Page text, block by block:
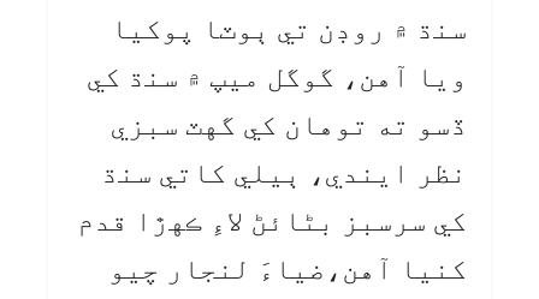
سنڌ ۾ روڊن تي ٻوٽا پوکيا
ويا آهن، گوگل ميپ ۾ سنڌ کي
ڏسو ته توهان کي گهٽ سبزي
نظر ايندي، ٻيلي کاتي سنڌ
کي سرسبز بڻائڻ لاءِ ڪهڙا قدم
کنيا آهن،ضياءَ لنجار چيو